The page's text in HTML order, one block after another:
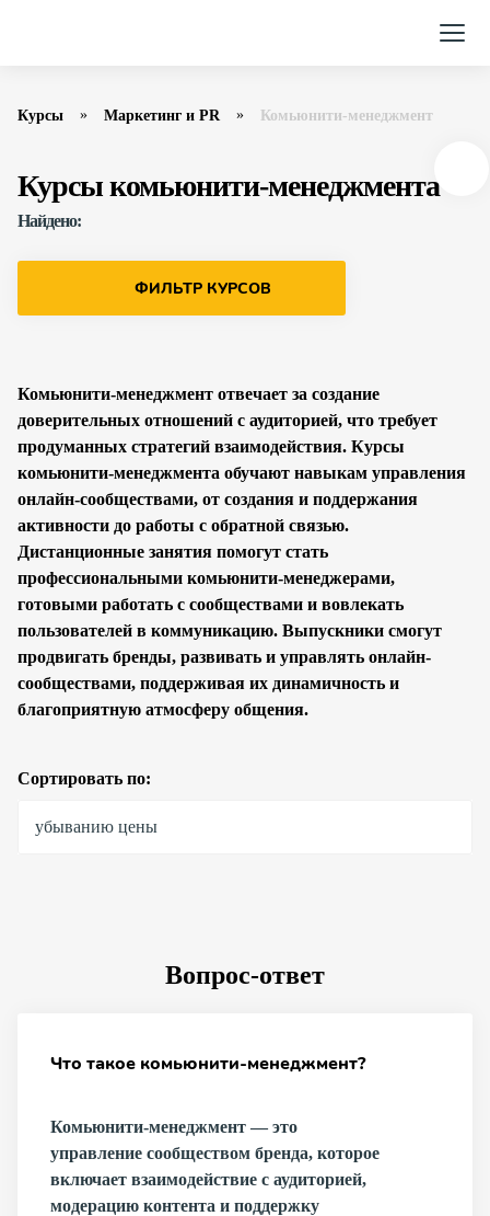
Курсы Маркетинг и PR Комьюнити-менеджмент
Курсы комьюнити-менеджмента
Найдено:
ФИЛЬТР КУРСОВ
Комьюнити-менеджмент отвечает за создание
доверительных отношений с аудиторией, что требует
продуманных стратегий взаимодействия. Курсы
комьюнити-менеджмента обучают навыкам управления
онлайн-сообществами, от создания и поддержания
активности до работы с обратной связью.
Дистанционные занятия помогут стать
профессиональными комьюнити-менеджерами,
готовыми работать с сообществами и вовлекать
пользователей в коммуникацию. Выпускники смогут
продвигать бренды, развивать и управлять онлайн-
сообществами, поддерживая их динамичность и
благоприятную атмосферу общения.
Сортировать по:
убыванию цены
Вопрос-ответ
Что такое комьюнити-менеджмент?
Комьюнити-менеджмент — это
управление сообществом бренда, которое
включает взаимодействие с аудиторией,
модерацию контента и поддержку